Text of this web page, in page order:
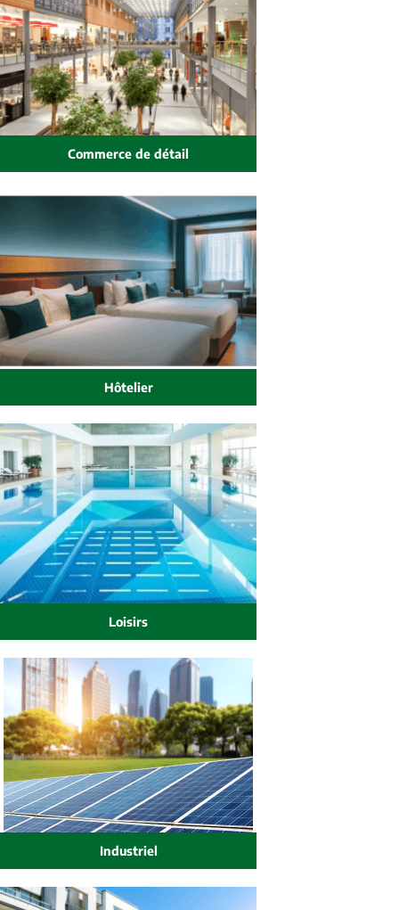
Commerce de détail
Hôtelier
Loisirs
Industriel